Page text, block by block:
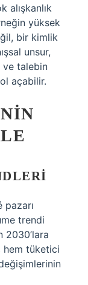
alışkanlık
yüksek
bir kimlik
unsur,
ve talebin
açabilir.
trendi
2030’lara
hem tüketici